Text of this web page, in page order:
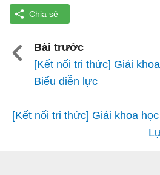
Bài trước
[Kết nối tri thức] Giải
Biểu diễn lực
[Kết nối tri thức] Giải khoa